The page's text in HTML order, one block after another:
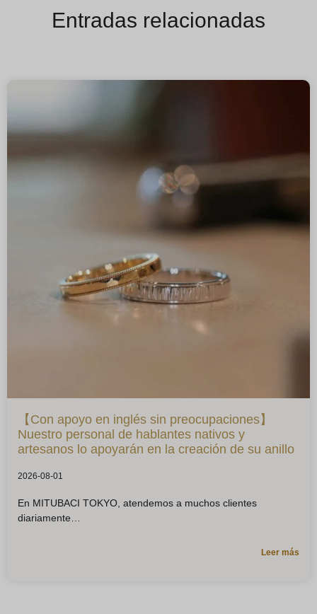
Entradas relacionadas
【Con apoyo en inglés sin preocupaciones】
Nuestro personal de hablantes nativos y
artesanos lo apoyarán en la creación de su anillo
2026-08-01
En MITUBACI TOKYO, atendemos a muchos clientes
diariamente
Leer más